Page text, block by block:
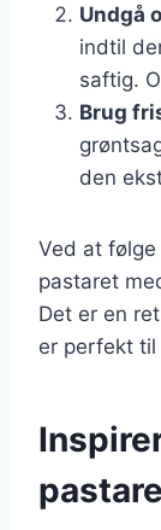
Undgå
indtil
saftig.
Brug
den
Ved at
pastaret
Det er en
er perfekt